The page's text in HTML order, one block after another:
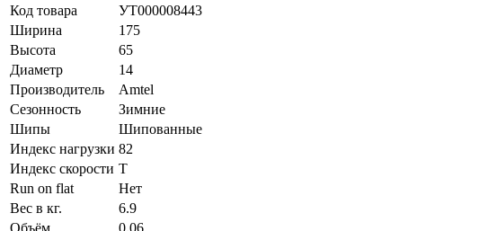
Код товара
УТ000008443
Ширина
175
Высота
65
Диаметр
14
Производитель
Amtel
Сезонность
Зимние
Шипы
Шипованные
Индекс нагрузки 82
Индекс скорости T
Run on flat
Нет
Вес в кг.
6.9
Объём
0,06